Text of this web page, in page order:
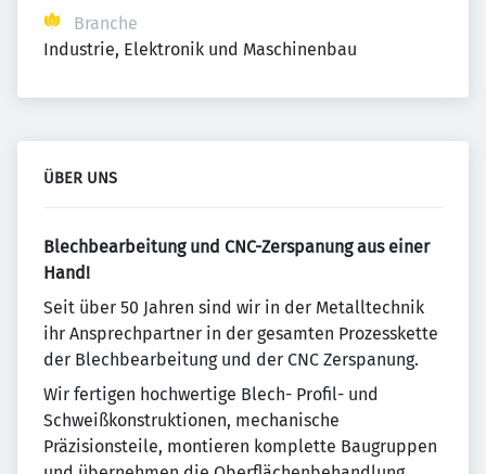
Branche
Industrie, Elektronik und Maschinenbau
ÜBER UNS
Blechbearbeitung und CNC-Zerspanung aus einer
Hand!
Seit über 50 Jahren sind wir in der Metalltechnik
ihr Ansprechpartner in der gesamten Prozesskette
der Blechbearbeitung und der CNC Zerspanung.
Wir fertigen hochwertige Blech- Profil- und
Schweißkonstruktionen, mechanische
Präzisionsteile, montieren komplette Baugruppen